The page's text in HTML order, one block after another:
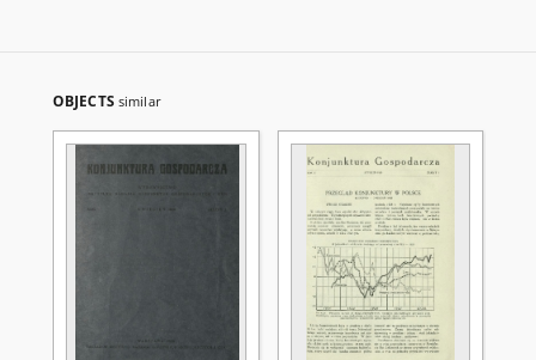
OBJECTS similar